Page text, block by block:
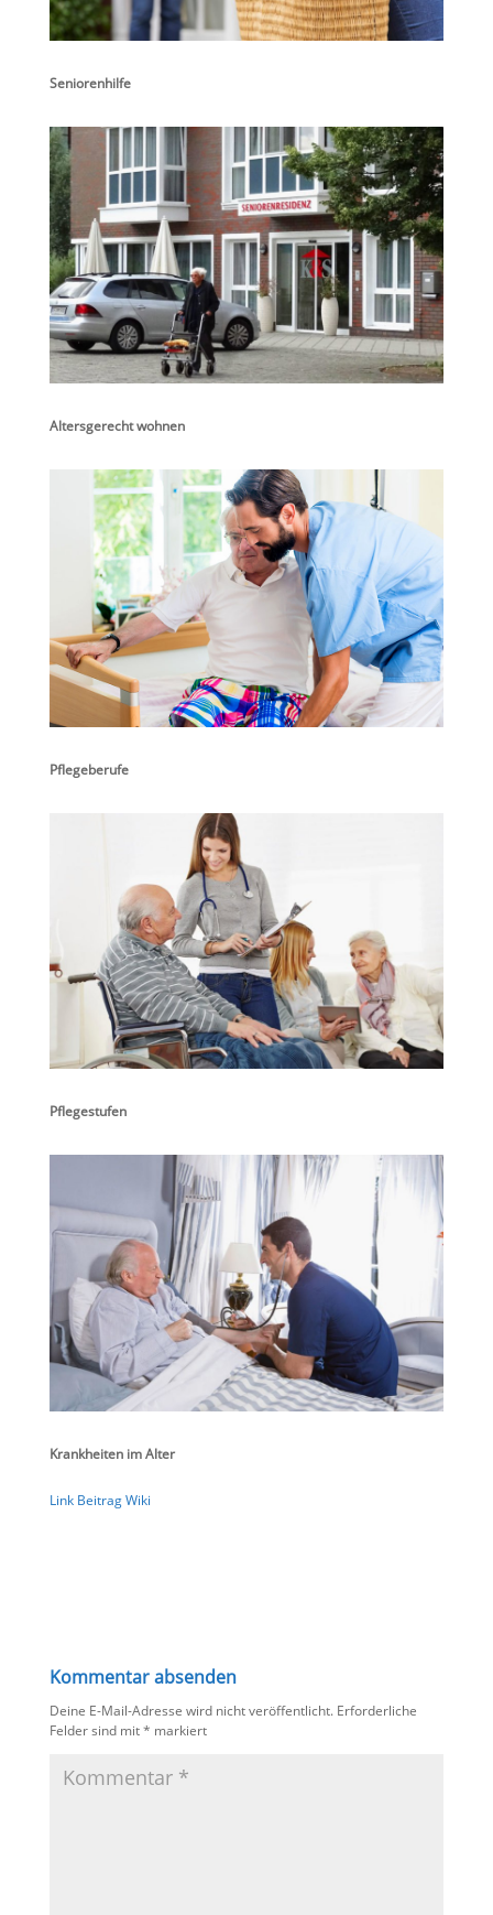
Seniorenhilfe
Altersgerecht wohnen
Pflegeberufe
Pflegestufen
Krankheiten im Alter
Link Beitrag Wiki
Kommentar absenden
Deine E-Mail-Adresse wird nicht veröffentlicht. Erforderliche
Felder sind mit* markiert